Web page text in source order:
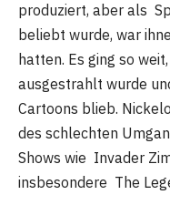
produziert, aber als
beliebt wurde, war
hatten. Es ging so
ausgestrahlt wurde
Cartoons blieb.
des schlechten
Shows wie Invader
insbesondere The